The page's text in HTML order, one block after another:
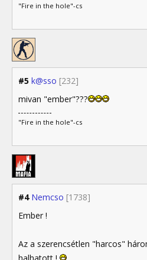
"Fire in the hole"-cs
#5 k@sso [232]
mivan "ember"???
"Fire in the hole"-cs
#4 Nemcso [1738]
Ember !
Az a szerencsétlen "harcos"